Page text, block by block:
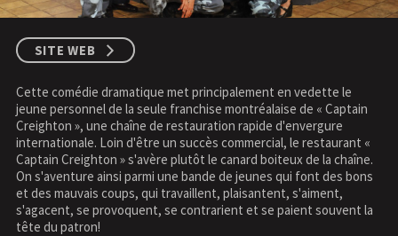
SITE WEB
Cette comédie dramatique met principalement en vedette le
jeune personnel de la seule franchise montréalaise de « Captain
Creighton », une chaîne de restauration rapide d'envergure
internationale. Loin d'être un succès commercial, le restaurant «
Captain Creighton » s'avère plutôt le canard boiteux de la chaîne.
On s'aventure ainsi parmi une bande de jeunes qui font des bons
et des mauvais coups, qui travaillent, plaisantent, s'aiment,
s'agacent, se provoquent, se contrarient et se paient souvent la
tête du patron!